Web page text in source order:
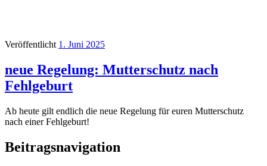
Veröffentlicht 1. Juni 2025
neue Regelung: Mutterschutz nach
Fehlgeburt
Ab heute gilt endlich die neue Regelung für euren Mutterschutz
nach einer Fehlgeburt!
Beitragsnavigation